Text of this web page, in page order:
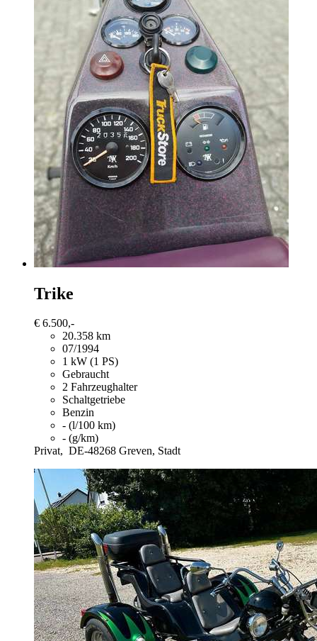
Trike
€ 6.500,-
20.358 km
07/1994
1 kW (1 PS)
Gebraucht
2 Fahrzeughalter
Schaltgetriebe
Benzin
- (l/100 km)
- (g/km)
Privat, DE-48268 Greven, Stadt